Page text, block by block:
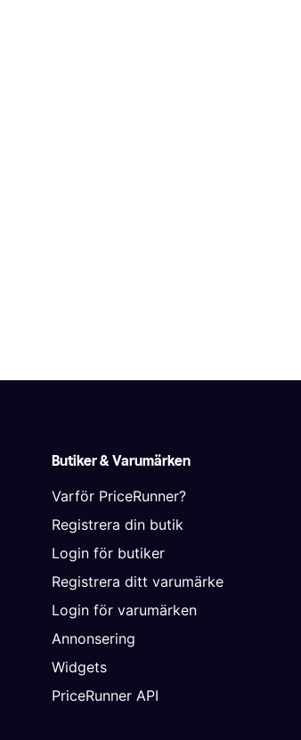
Butiker & Varumärken
Varför PriceRunner?
Registrera din butik
Login för butiker
Registrera ditt varumärke
Login för varumärken
Annonsering
Widgets
PriceRunner API